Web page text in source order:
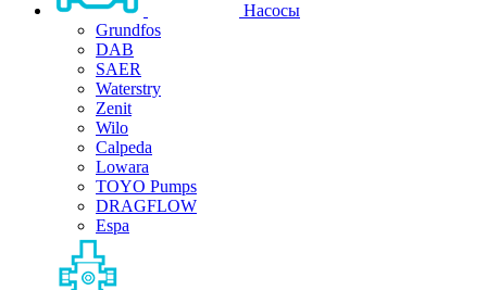
Насосы
Grundfos
DAB
SAER
Waterstry
Zenit
Wilo
Calpeda
Lowara
TOYO Pumps
DRAGFLOW
Espa